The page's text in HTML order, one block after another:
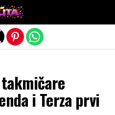
i Terza prvi
version